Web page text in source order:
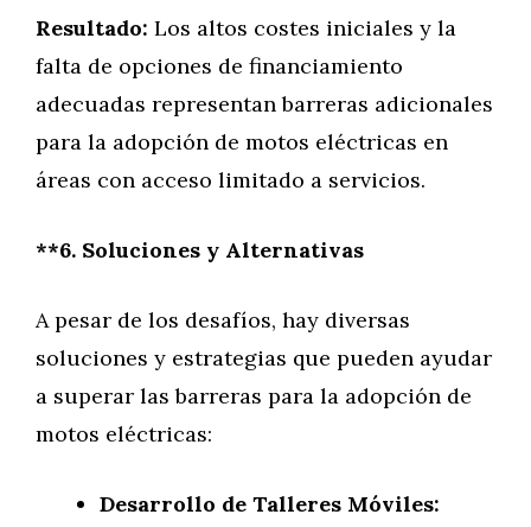
Resultado: Los altos costes iniciales y la
falta de opciones de financiamiento
adecuadas representan barreras adicionales
para la adopción de motos eléctricas en
áreas con acceso limitado a servicios.
**6. Soluciones y Alternativas
A pesar de los desafíos, hay diversas
soluciones y estrategias que pueden ayudar
a superar las barreras para la adopción de
motos eléctricas:
Desarrollo de Talleres Móviles: